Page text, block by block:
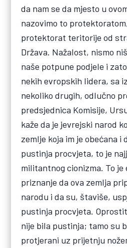
da nam se da mjesto u
nazovimo to
protektorat teritorije od
Država. Nažalost, nismo
naše potpune podjele i
nekih evropskih lidera, sa
nekoliko drugih, odlučno
predsjednica Komisije,
kaže da je jevrejski narod
zemlje koja im je obećana i
pustinja procvjeta, to je
militantnog cionizma. To
priznanje da ova zemlja
narodu i da su, štaviše,
pustinja procvjeta.
nije bila pustinja; tamo su
protjerani uz prijetnju